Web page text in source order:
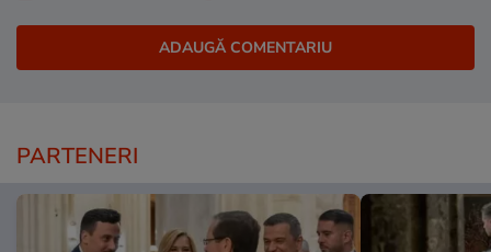
PARTENERI